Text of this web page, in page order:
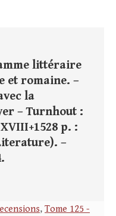
littéraire
et romaine. –
la
– Turnhout :
p. :
–
, Tome 125 -